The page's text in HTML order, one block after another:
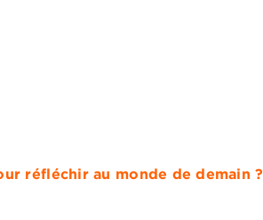
réfléchir au monde de demain ?